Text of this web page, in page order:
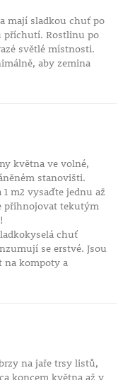
mají sladkou chuť po
příchutí. Rostlinu po
světlé místnosti.
aby zemina
května ve volné,
stanovišti.
m2 vysaďte jednu až
přihnojovat tekutým
chuť
se erstvé. Jsou
na kompoty a
na jaře trsy listů,